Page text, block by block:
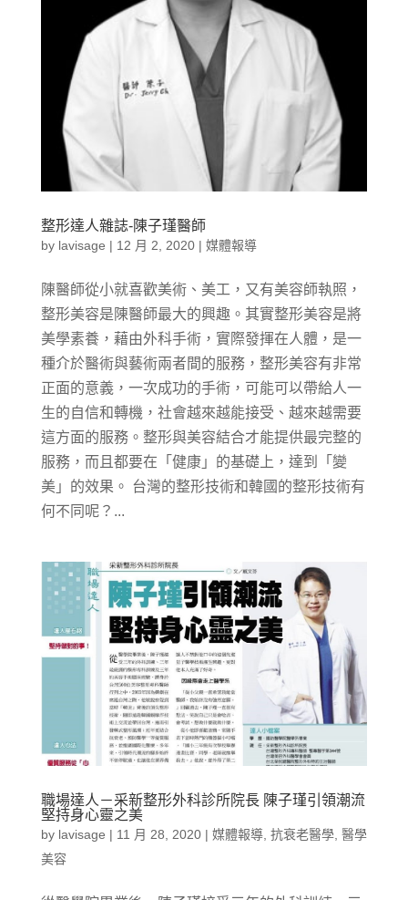
整形達人雜誌-陳子瑾醫師
by lavisage | 12 月 2, 2020| 媒體報導
陳醫師從小就喜歡美術、美工，又有美容師執照，
整形美容是陳醫師最大的興趣。其實整形美容是將
美學素養，藉由外科手術，實際發揮在人體，是一
種介於醫術與藝術兩者間的服務，整形美容有非常
正面的意義，一次成功的手術，可能可以帶給人一
生的自信和轉機，社會越來越能接受、越來越需要
這方面的服務。整形與美容結合才能提供最完整的
服務，而且都要在「健康」的基礎上，達到「變
美」的效果。 台灣的整形技術和韓國的整形技術有
何不同呢？...
職場達人－采新整形外科診所院長 陳子瑾引領潮流
堅持身心靈之美
by lavisage | 11 月 28, 2020| 媒體報導, 抗衰老醫學, 醫學
美容